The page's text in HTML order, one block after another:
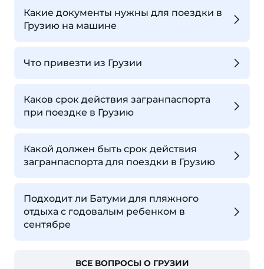
Какие документы нужны для поездки в
Грузию на машине
Что привезти из Грузии
Каков срок действия загранпаспорта
при поездке в Грузию
Какой должен быть срок действия
загранпаспорта для поездки в Грузию
Подходит ли Батуми для пляжного
отдыха с годовалым ребенком в
сентябре
ВСЕ ВОПРОСЫ О ГРУЗИИ